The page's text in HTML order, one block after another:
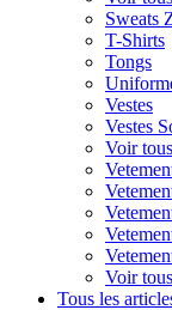
Sweats
T-Shirts
Tongs
Vestes
Vestes
Voir
Voir
Tous les